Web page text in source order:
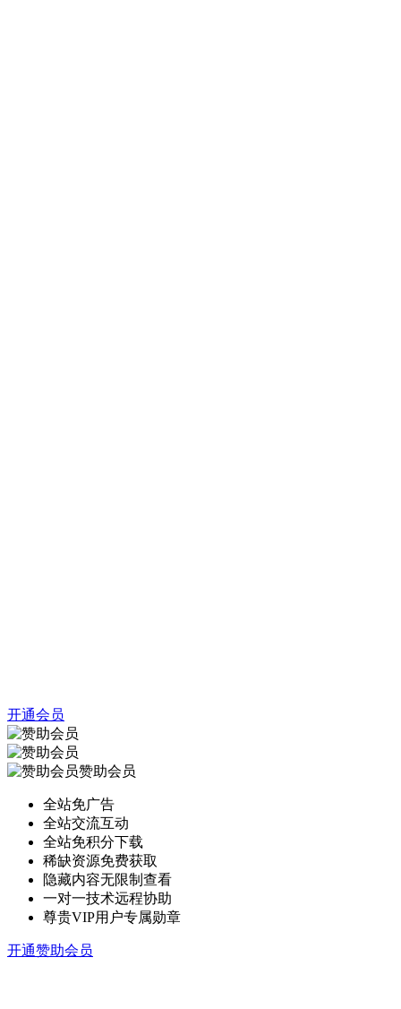
开通会员
赞助会员
全站免广告
全站交流互动
全站免积分下载
稀缺资源免费获取
隐藏内容无限制查看
一对一技术远程协助
尊贵VIP用户专属勋章
开通赞助会员